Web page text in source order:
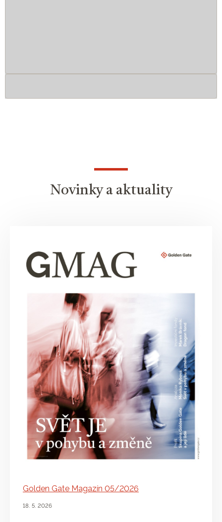
Novinky a aktuality
Golden Gate Magazín 05/2026
18. 5. 2026